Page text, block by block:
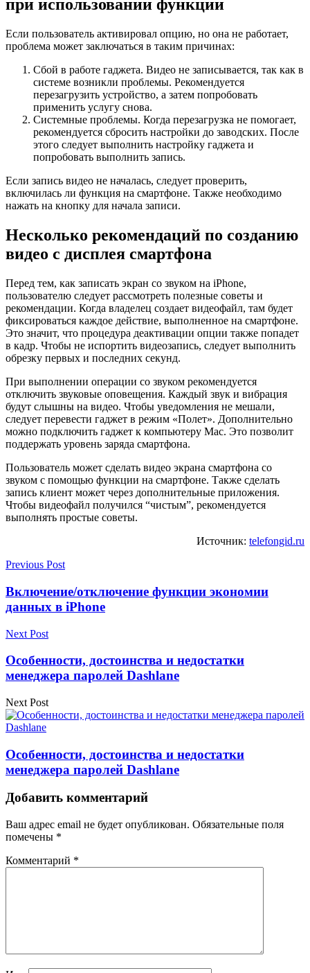
при использовании функции
Если пользователь активировал опцию, но она не работает,
проблема может заключаться в таким причинах:
Сбой в работе гаджета. Видео не записывается, так как в
системе возникли проблемы. Рекомендуется
перезагрузить устройство, а затем попробовать
применить услугу снова.
Системные проблемы. Когда перезагрузка не помогает,
рекомендуется сбросить настройки до заводских. После
этого следует выполнить настройку гаджета и
попробовать выполнить запись.
Если запись видео не началась, следует проверить,
включилась ли функция на смартфоне. Также необходимо
нажать на кнопку для начала записи.
Несколько рекомендаций по созданию
видео с дисплея смартфона
Перед тем, как записать экран со звуком на iPhone,
пользователю следует рассмотреть полезные советы и
рекомендации. Когда владелец создает видеофайл, там будет
фиксироваться каждое действие, выполненное на смартфоне.
Это значит, что процедура деактивации опции также попадет
в кадр. Чтобы не испортить видеозапись, следует выполнить
обрезку первых и последних секунд.
При выполнении операции со звуком рекомендуется
отключить звуковые оповещения. Каждый звук и вибрация
будут слышны на видео. Чтобы уведомления не мешали,
следует перевести гаджет в режим «Полет». Дополнительно
можно подключить гаджет к компьютеру Mac. Это позволит
поддержать уровень заряда смартфона.
Пользователь может сделать видео экрана смартфона со
звуком с помощью функции на смартфоне. Также сделать
запись клиент может через дополнительные приложения.
Чтобы видеофайл получился “чистым”, рекомендуется
выполнять простые советы.
Источник: telefongid.ru
Previous Post
Включение/отключение функции экономии
данных в iPhone
Next Post
Особенности, достоинства и недостатки
менеджера паролей Dashlane
Next Post
Особенности, достоинства и недостатки
менеджера паролей Dashlane
Добавить комментарий
Ваш адрес email не будет опубликован. Обязательные поля
помечены *
Комментарий *